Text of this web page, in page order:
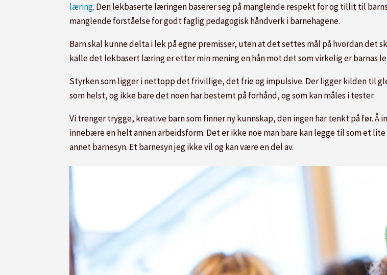
læring. Den lekbaserte læringen baserer seg på manglende respekt for og tillit til
manglende forståelse for godt faglig pedagogisk håndverk i barnehagene.
Barn skal kunne delta i lek på egne premisser, uten at det settes mål på hvordan det
kalle det lekbasert læring er etter min mening en hån mot det som virkelig er barnas
Styrken som ligger i nettopp det frivillige, det frie og impulsive. Der ligger kilden til
som helst, og ikke bare det noen har bestemt på forhånd, og som kan måles i tester.
Vi trenger trygge, kreative barn som finner ny kunnskap, den ingen har tenkt på før.
innebære en helt annen arbeidsform. Det er ikke noe man bare kan legge til som et
annet barnesyn. Et barnesyn jeg ikke vil og kan være en del av.